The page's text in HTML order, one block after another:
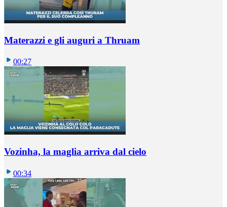
Materazzi e gli auguri a Thruam
00:27
Vozinha, la maglia arriva dal cielo
00:34